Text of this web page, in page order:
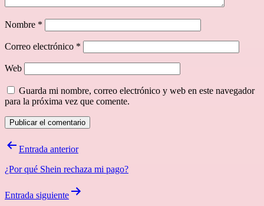
Nombre *
Correo electrónico *
Web
Guarda mi nombre, correo electrónico y web en este navegador
para la próxima vez que comente.
Navegación
entradas
Entrada anterior
¿Por qué Shein rechaza mi pago?
Entrada siguiente